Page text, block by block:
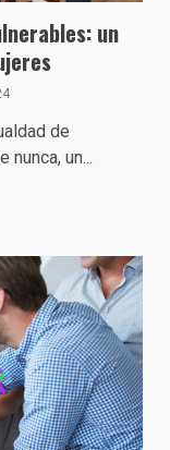
un
de
un...